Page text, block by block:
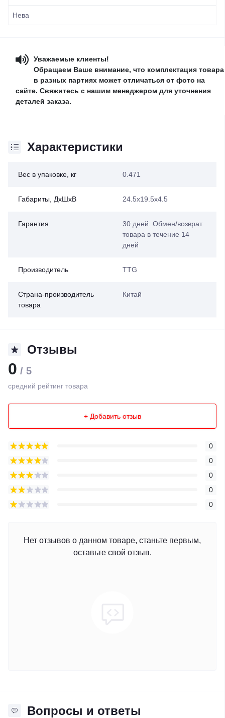
Нева
Уважаемые клиенты!
Обращаем Ваше внимание, что комплектация товара
в разных партиях может отличаться от фото на
сайте. Свяжитесь с нашим менеджером для уточнения
деталей заказа.
Характеристики
Вес в упаковке, кг 0.471
Габариты, ДхШхВ 24.5х19.5х4.5
Гарантия
30 дней. Обмен/возврат
товара в течение 14
дней
Производитель TTG
Страна-производитель
товара
Китай
Отзывы
0 / 5
средний рейтинг товара
+ Добавить отзыв
0
0
0
0
0
Нет отзывов о данном товаре, станьте первым,
оставьте свой отзыв.
Вопросы и ответы